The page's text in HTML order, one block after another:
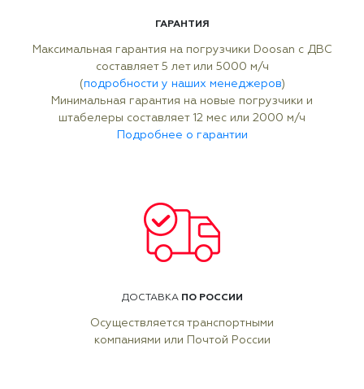
ГАРАНТИЯ
Максимальная гарантия на погрузчики Doosan с ДВС
составляет 5 лет или 5000 м/ч
(подробности у наших менеджеров)
Минимальная гарантия на новые погрузчики и
штабелеры составляет 12 мес или 2000 м/ч
Подробнее о гарантии
ДОСТАВКА ПО РОССИИ
Осуществляется транспортными
компаниями или Почтой России